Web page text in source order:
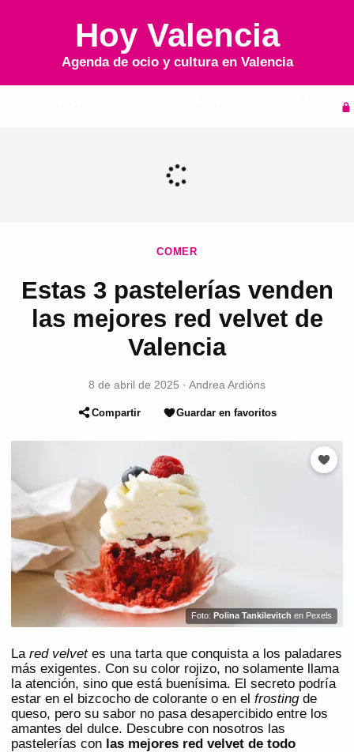
Hoy Valencia
Agenda de ocio y cultura en Valencia
COMER
Estas 3 pastelerías venden
las mejores red velvet de
Valencia
8 de abril de 2025 · Andrea Ardións
Compartir Guardar en favoritos
Foto: Polina Tankilevitch en Pexels
La red velvet es una tarta que conquista a los paladares
más exigentes. Con su color rojizo, no solamente llama
la atención, sino que está buenísima. El secreto podría
estar en el bizcocho de colorante o en el frosting de
queso, pero su sabor no pasa desapercibido entre los
amantes del dulce. Descubre con nosotros las
pastelerías con las mejores red velvet de todo